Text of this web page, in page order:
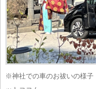
※神社での車のお祓いの様子